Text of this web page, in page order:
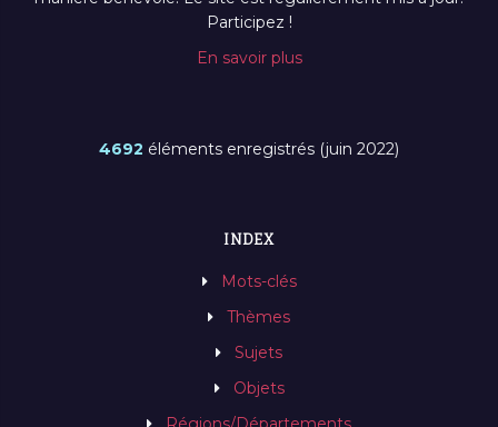
Participez !
En savoir plus
4692 éléments enregistrés (juin 2022)
INDEX
Mots-clés
Thèmes
Sujets
Objets